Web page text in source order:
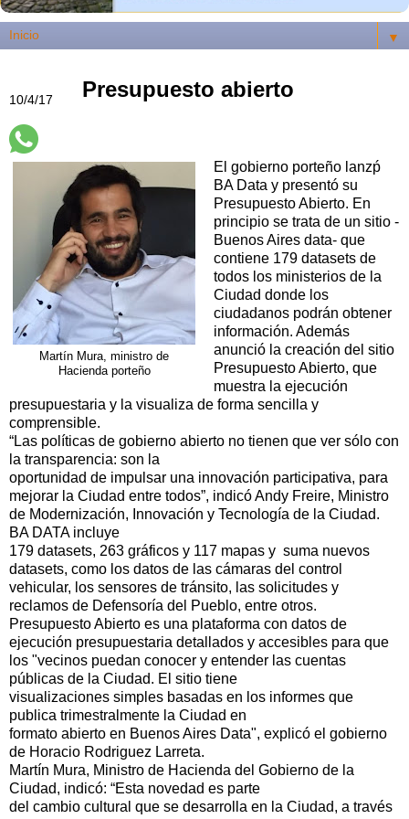
▼
10/4/17 Presupuesto abierto
Martín Mura, ministro de
Hacienda porteño
El gobierno porteño lanzṕ
BA Data y presentó su
Presupuesto Abierto. En
principio se trata de un sitio -
Buenos Aires data- que
contiene 179 datasets de
todos los ministerios de la
Ciudad donde los
ciudadanos podrán obtener
información. Además
anunció la creación del sitio
Presupuesto Abierto, que
muestra la ejecución
presupuestaria y la visualiza de forma sencilla y
comprensible.
“Las políticas de gobierno abierto no tienen que ver sólo con
la transparencia: son la
oportunidad de impulsar una innovación participativa, para
mejorar la Ciudad entre todos”, indicó Andy Freire, Ministro
de Modernización, Innovación y Tecnología de la Ciudad.
BA DATA incluye
179 datasets, 263 gráficos y 117 mapas y suma nuevos
datasets, como los datos de las cámaras del control
vehicular, los sensores de tránsito, las solicitudes y
reclamos de Defensoría del Pueblo, entre otros.
Presupuesto Abierto es una plataforma con datos de
ejecución presupuestaria detallados y accesibles para que
los "vecinos puedan conocer y entender las cuentas
públicas de la Ciudad. El sitio tiene
visualizaciones simples basadas en los informes que
publica trimestralmente la Ciudad en
formato abierto en Buenos Aires Data", explicó el gobierno
de Horacio Rodriguez Larreta.
Martín Mura, Ministro de Hacienda del Gobierno de la
Ciudad, indicó: “Esta novedad es parte
del cambio cultural que se desarrolla en la Ciudad, a través